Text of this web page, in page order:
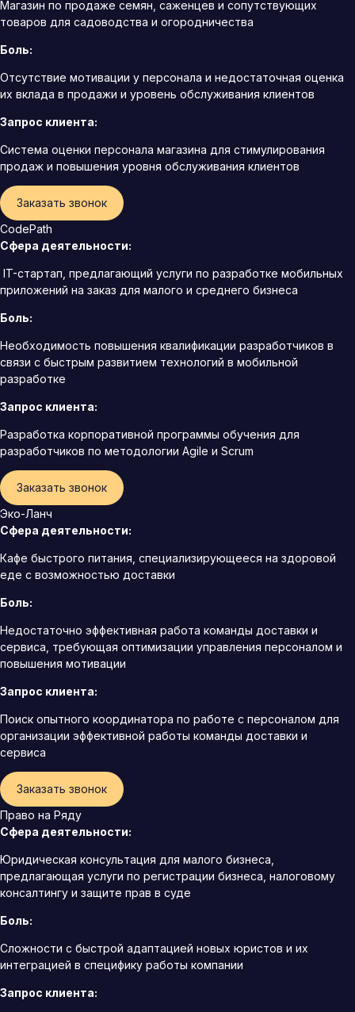
Магазин по продаже семян, саженцев и сопутствующих
товаров для садоводства и огородничества
Боль:
Отсутствие мотивации у персонала и недостаточная оценка
их вклада в продажи и уровень обслуживания клиентов
Запрос клиента:
Система оценки персонала магазина для стимулирования
продаж и повышения уровня обслуживания клиентов
Заказать звонок
CodePath
Сфера деятельности:
IT-стартап, предлагающий услуги по разработке мобильных
приложений на заказ для малого и среднего бизнеса
Боль:
Необходимость повышения квалификации разработчиков в
связи с быстрым развитием технологий в мобильной
разработке
Запрос клиента:
Разработка корпоративной программы обучения для
разработчиков по методологии Agile и Scrum
Заказать звонок
Эко-Ланч
Сфера деятельности:
Кафе быстрого питания, специализирующееся на здоровой
еде с возможностью доставки
Боль:
Недостаточно эффективная работа команды доставки и
сервиса, требующая оптимизации управления персоналом и
повышения мотивации
Запрос клиента:
Поиск опытного координатора по работе с персоналом для
организации эффективной работы команды доставки и
сервиса
Заказать звонок
Право на Ряду
Сфера деятельности:
Юридическая консультация для малого бизнеса,
предлагающая услуги по регистрации бизнеса, налоговому
консалтингу и защите прав в суде
Боль:
Сложности с быстрой адаптацией новых юристов и их
интеграцией в специфику работы компании
Запрос клиента: